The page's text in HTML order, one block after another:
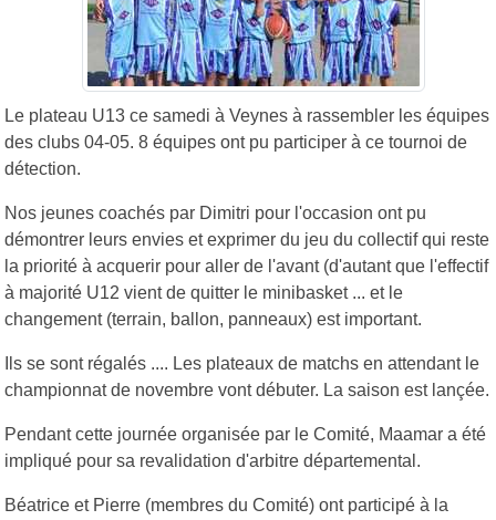
Le plateau U13 ce samedi à Veynes à rassembler les équipes
des clubs 04-05. 8 équipes ont pu participer à ce tournoi de
détection.
Nos jeunes coachés par Dimitri pour l'occasion ont pu
démontrer leurs envies et exprimer du jeu du collectif qui reste
la priorité à acquerir pour aller de l'avant (d'autant que l'effectif
à majorité U12 vient de quitter le minibasket ... et le
changement (terrain, ballon, panneaux) est important.
Ils se sont régalés .... Les plateaux de matchs en attendant le
championnat de novembre vont débuter. La saison est lançée.
Pendant cette journée organisée par le Comité, Maamar a été
impliqué pour sa revalidation d'arbitre départemental.
Béatrice et Pierre (membres du Comité) ont participé à la